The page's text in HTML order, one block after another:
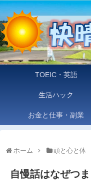
TOEIC・英語
生活ハック
お金と仕事・副業
ホーム 頭と心と体
自慢話はなぜつ